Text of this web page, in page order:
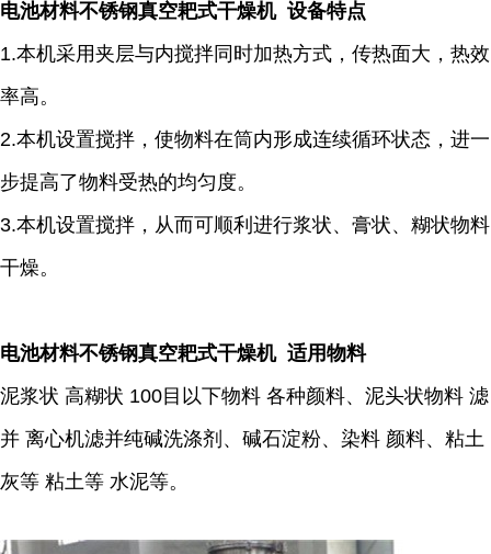
电池材料不锈钢真空耙式干燥机 设备特点
1.本机采用夹层与内搅拌同时加热方式，传热面大，热效
率高。
2.本机设置搅拌，使物料在筒内形成连续循环状态，进一
步提高了物料受热的均匀度。
3.本机设置搅拌，从而可顺利进行浆状、膏状、糊状物料
干燥。
电池材料不锈钢真空耙式干燥机 适用物料
泥浆状 高糊状 100目以下物料 各种颜料、泥头状物料 滤
并 离心机滤并纯碱洗涤剂、碱石淀粉、染料 颜料、粘土
灰等 粘土等 水泥等。